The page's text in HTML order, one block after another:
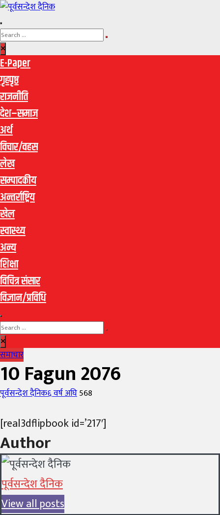
E-Paper
गृहपृष्ठ
राजनीति
देश–समाज
अर्थ
विचार/वहस
लेख
सम्पादकीय
अन्तर्राष्ट्रिय
खेल
स्वास्थ्य
अन्य
शिक्षा
विचित्र संसार
विज्ञान/प्रविधि
समाचार
10 Fagun 2076
Author
पूर्वसन्देश दैनिकPosted
६ वर्ष अघि568
[real3dflipbook id=’217′]
Author
पूर्वसन्देश दैनिक
View all posts